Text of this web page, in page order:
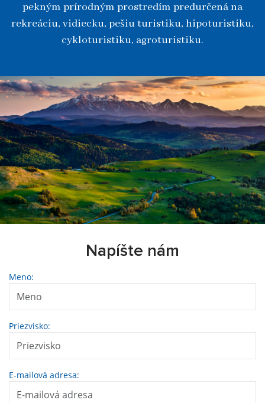
pekným prírodným prostredím predurčená na
rekreáciu, vidiecku, pešiu turistiku, hipoturistiku,
cykloturistiku, agroturistiku.
Napíšte nám
Meno:
Priezvisko:
E-mailová adresa: